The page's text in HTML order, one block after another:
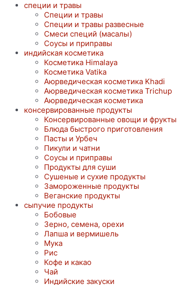
специи и травы
Специи и травы
Специи и травы развесные
Смеси специй (масалы)
Соусы и приправы
индийская косметика
Косметика Himalaya
Косметика Vatika
Аюрведическая коcметика Khadi
Аюрведическая коcметика Trichup
Аюрведическая косметика
консервированные продукты
Консервированные овощи и фрукты
Блюда быстрого приготовления
Пасты и Урбеч
Пикули и чатни
Соусы и приправы
Продукты для суши
Сушеные и сухие продукты
Замороженные продукты
Веганские продукты
сыпучие продукты
Бобовые
Зерно, семена, орехи
Лапша и вермишель
Мука
Рис
Кофе и какао
Чай
Индийские закуски